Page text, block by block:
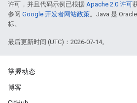
许可，并且代码示例已根据 Apache 2.0 许可
参阅 Google 开发者网站政策。Java 是
标。
最后更新时间 (UTC)：2026-07-14。
掌握动态
博客